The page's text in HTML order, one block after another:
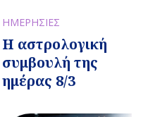
ΗΜΕΡΗΣΙΕΣ
Η αστρολογική
συμβουλή της
ημέρας 8/3